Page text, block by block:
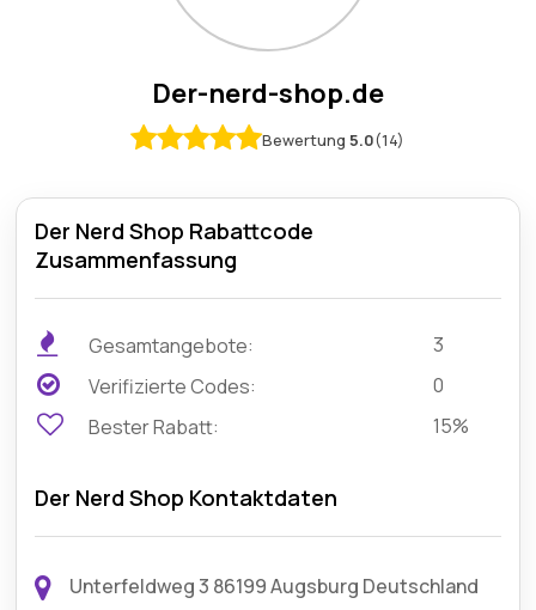
Der-nerd-shop.de
Bewertung5.0(14)
Der Nerd Shop Rabattcode
Zusammenfassung
Gesamtangebote:
3
Verifizierte Codes:
0
Bester Rabatt:
15%
Der Nerd Shop Kontaktdaten
Unterfeldweg 3 86199 Augsburg Deutschland